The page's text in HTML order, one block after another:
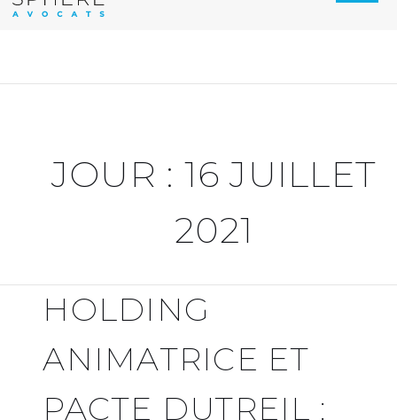
JOUR : 16 JUILLET
2021
HOLDING
ANIMATRICE ET
PACTE DUTREIL :